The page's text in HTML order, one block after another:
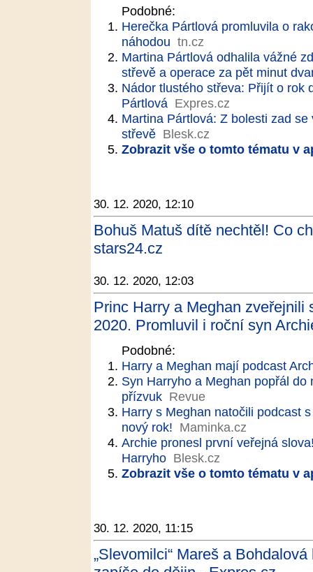
Podobné:
Herečka Pártlová promluvila o
náhodou tn.cz
Martina Pártlová odhalila vážné
střevě a operace za pět minut
Nádor tlustého střeva: Přijít o rok
Pártlová Expres.cz
Martina Pártlová: Z bolesti zad
střevě Blesk.cz
Zobrazit vše o tomto tématu v
30. 12. 2020, 12:10
Bohuš Matuš dítě nechtěl! Co
stars24.cz
30. 12. 2020, 12:03
Princ Harry a Meghan
2020. Promluvil i roční syn
Podobné:
Harry a Meghan mají podcast
Syn Harryho a Meghan popřál
přízvuk Revue
Harry s Meghan natočili podcast
nový rok! Maminka.cz
Archie pronesl první veřejná
Harryho Blesk.cz
Zobrazit vše o tomto tématu v
30. 12. 2020, 11:15
„Slevomilci“ Mareš a